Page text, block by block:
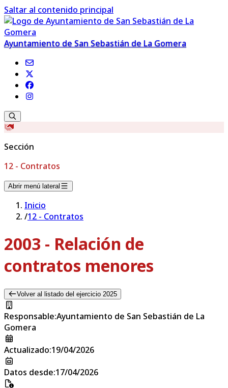
Saltar al contenido principal
Ayuntamiento de San Sebastián de La Gomera
Sección
12 - Contratos
Abrir menú lateral
Inicio
/12 - Contratos
2003 - Relación de
contratos menores
Volver al listado del ejercicio 2025
Responsable:Ayuntamiento de San Sebastián de La
Gomera
Actualizado:19/04/2026
Datos desde:17/04/2026